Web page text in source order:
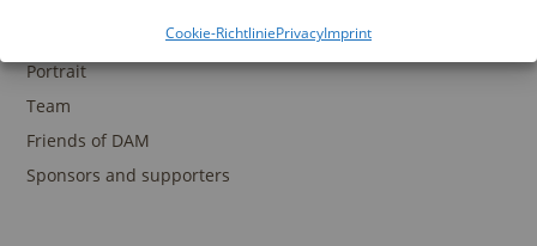
Cookie-RichtliniePrivacyImprint
Portrait
Team
Friends of DAM
Sponsors and supporters